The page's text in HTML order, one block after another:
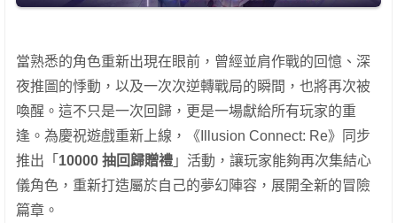
當熟悉的角色重新出現在眼前，曾經並肩作戰的回憶、深
夜推圖的悸動，以及一次次逆轉戰局的瞬間，也將再次被
喚醒。這不只是一次回歸，更是一場獻給所有玩家的重
逢。為慶祝遊戲重新上線，《Illusion Connect: Re》同步
推出「 10000 抽回歸贈禮 」活動，讓玩家能夠再次集結心
儀角色，重新打造屬於自己的夢幻陣容，展開全新的冒險
篇章。